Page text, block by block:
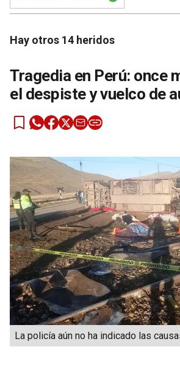
Hay otros 14 heridos
Tragedia en Perú: once
el despiste y vuelco de
La policía aún no ha indicado las